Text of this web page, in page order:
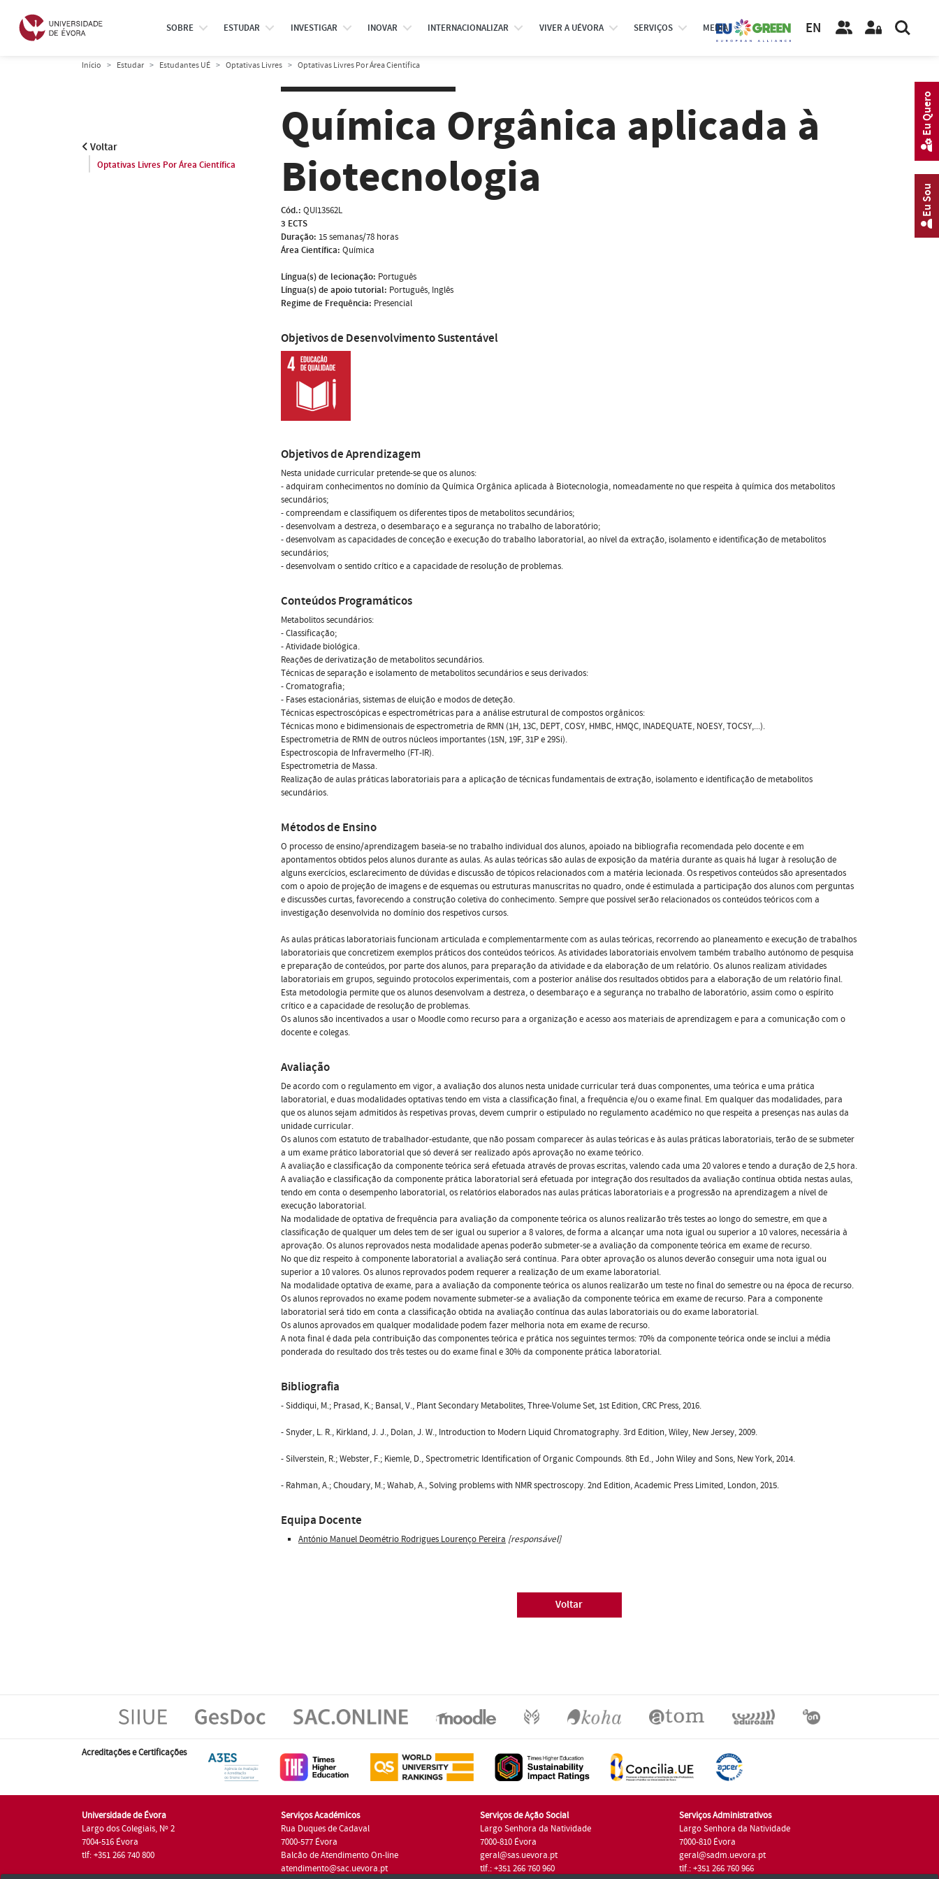
SOBRE ESTUDAR INVESTIGAR INOVAR INTERNACIONALIZAR VIVER A UÉVORA SERVIÇOS MEDIA EN
Início Estudar Estudantes UÉ Optativas Livres Optativas Livres Por Área Científica
Voltar
Optativas Livres Por Área Científica
Química Orgânica aplicada à
Biotecnologia
Cód.: QUI13562L
3 ECTS
Duração: 15 semanas/78 horas
Área Científica: Química
Língua(s) de lecionação: Português
Língua(s) de apoio tutorial: Português, Inglês
Regime de Frequência: Presencial
Objetivos de Desenvolvimento Sustentável
Objetivos de Aprendizagem
Nesta unidade curricular pretende-se que os alunos:
- adquiram conhecimentos no domínio da Química Orgânica aplicada à Biotecnologia, nomeadamente no que respeita à química dos metabolitos
secundários;
- compreendam e classifiquem os diferentes tipos de metabolitos secundários;
- desenvolvam a destreza, o desembaraço e a segurança no trabalho de laboratório;
- desenvolvam as capacidades de conceção e execução do trabalho laboratorial, ao nível da extração, isolamento e identificação de metabolitos
secundários;
- desenvolvam o sentido crítico e a capacidade de resolução de problemas.
Conteúdos Programáticos
Metabolitos secundários:
- Classificação;
- Atividade biológica.
Reações de derivatização de metabolitos secundários.
Técnicas de separação e isolamento de metabolitos secundários e seus derivados:
- Cromatografia;
- Fases estacionárias, sistemas de eluição e modos de deteção.
Técnicas espectroscópicas e espectrométricas para a análise estrutural de compostos orgânicos:
Técnicas mono e bidimensionais de espectrometria de RMN (1H, 13C, DEPT, COSY, HMBC, HMQC, INADEQUATE, NOESY, TOCSY,...).
Espectrometria de RMN de outros núcleos importantes (15N, 19F, 31P e 29Si).
Espectroscopia de Infravermelho (FT-IR).
Espectrometria de Massa.
Realização de aulas práticas laboratoriais para a aplicação de técnicas fundamentais de extração, isolamento e identificação de metabolitos
secundários.
Métodos de Ensino
O processo de ensino/aprendizagem baseia-se no trabalho individual dos alunos, apoiado na bibliografia recomendada pelo docente e em
apontamentos obtidos pelos alunos durante as aulas. As aulas teóricas são aulas de exposição da matéria durante as quais há lugar à resolução de
alguns exercícios, esclarecimento de dúvidas e discussão de tópicos relacionados com a matéria lecionada. Os respetivos conteúdos são apresentados
com o apoio de projeção de imagens e de esquemas ou estruturas manuscritas no quadro, onde é estimulada a participação dos alunos com perguntas
e discussões curtas, favorecendo a construção coletiva do conhecimento. Sempre que possível serão relacionados os conteúdos teóricos com a
investigação desenvolvida no domínio dos respetivos cursos.
As aulas práticas laboratoriais funcionam articulada e complementarmente com as aulas teóricas, recorrendo ao planeamento e execução de trabalhos
laboratoriais que concretizem exemplos práticos dos conteúdos teóricos. As atividades laboratoriais envolvem também trabalho autónomo de pesquisa
e preparação de conteúdos, por parte dos alunos, para preparação da atividade e da elaboração de um relatório. Os alunos realizam atividades
laboratoriais em grupos, seguindo protocolos experimentais, com a posterior análise dos resultados obtidos para a elaboração de um relatório final.
Esta metodologia permite que os alunos desenvolvam a destreza, o desembaraço e a segurança no trabalho de laboratório, assim como o espírito
crítico e a capacidade de resolução de problemas.
Os alunos são incentivados a usar o Moodle como recurso para a organização e acesso aos materiais de aprendizagem e para a comunicação com o
docente e colegas.
Avaliação
De acordo com o regulamento em vigor, a avaliação dos alunos nesta unidade curricular terá duas componentes, uma teórica e uma prática
laboratorial, e duas modalidades optativas tendo em vista a classificação final, a frequência e/ou o exame final. Em qualquer das modalidades, para
que os alunos sejam admitidos às respetivas provas, devem cumprir o estipulado no regulamento académico no que respeita a presenças nas aulas da
unidade curricular.
Os alunos com estatuto de trabalhador-estudante, que não possam comparecer às aulas teóricas e às aulas práticas laboratoriais, terão de se submeter
a um exame prático laboratorial que só deverá ser realizado após aprovação no exame teórico.
A avaliação e classificação da componente teórica será efetuada através de provas escritas, valendo cada uma 20 valores e tendo a duração de 2,5 hora.
A avaliação e classificação da componente prática laboratorial será efetuada por integração dos resultados da avaliação contínua obtida nestas aulas,
tendo em conta o desempenho laboratorial, os relatórios elaborados nas aulas práticas laboratoriais e a progressão na aprendizagem a nível de
execução laboratorial.
Na modalidade de optativa de frequência para avaliação da componente teórica os alunos realizarão três testes ao longo do semestre, em que a
classificação de qualquer um deles tem de ser igual ou superior a 8 valores, de forma a alcançar uma nota igual ou superior a 10 valores, necessária à
aprovação. Os alunos reprovados nesta modalidade apenas poderão submeter-se a avaliação da componente teórica em exame de recurso.
No que diz respeito à componente laboratorial a avaliação será contínua. Para obter aprovação os alunos deverão conseguir uma nota igual ou
superior a 10 valores. Os alunos reprovados podem requerer a realização de um exame laboratorial.
Na modalidade optativa de exame, para a avaliação da componente teórica os alunos realizarão um teste no final do semestre ou na época de recurso.
Os alunos reprovados no exame podem novamente submeter-se a avaliação da componente teórica em exame de recurso. Para a componente
laboratorial será tido em conta a classificação obtida na avaliação contínua das aulas laboratoriais ou do exame laboratorial.
Os alunos aprovados em qualquer modalidade podem fazer melhoria nota em exame de recurso.
A nota final é dada pela contribuição das componentes teórica e prática nos seguintes termos: 70% da componente teórica onde se inclui a média
ponderada do resultado dos três testes ou do exame final e 30% da componente prática laboratorial.
Bibliografia
- Siddiqui, M.; Prasad, K.; Bansal, V., Plant Secondary Metabolites, Three-Volume Set, 1st Edition, CRC Press, 2016.
- Snyder, L. R., Kirkland, J. J., Dolan, J. W., Introduction to Modern Liquid Chromatography. 3rd Edition, Wiley, New Jersey, 2009.
- Silverstein, R.; Webster, F.; Kiemle, D., Spectrometric Identification of Organic Compounds. 8th Ed., John Wiley and Sons, New York, 2014.
- Rahman, A.; Choudary, M.; Wahab, A., Solving problems with NMR spectroscopy. 2nd Edition, Academic Press Limited, London, 2015.
Equipa Docente
António Manuel Deométrio Rodrigues Lourenço Pereira [responsável]
Voltar
Acreditações e Certificações
Universidade de Évora
Largo dos Colegiais, Nº 2
7004-516 Évora
tlf: +351 266 740 800
Serviços Académicos
Rua Duques de Cadaval
7000-577 Évora
Balcão de Atendimento On-line
atendimento@sac.uevora.pt
Serviços de Ação Social
Largo Senhora da Natividade
7000-810 Évora
geral@sas.uevora.pt
tlf.: +351 266 760 960
Serviços Administrativos
Largo Senhora da Natividade
7000-810 Évora
geral@sadm.uevora.pt
tlf.: +351 266 760 966
Eu Sou
Eu Quero